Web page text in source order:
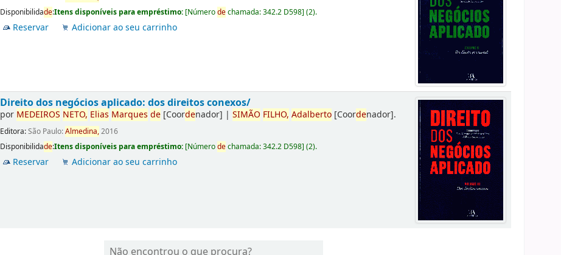
Disponibilidade:Itens disponíveis para empréstimo: [Númerodechamada:342.2 D598](2).
Reservar Adicionar ao seu carrinho
Direito dos negócios aplicado: dos direitos conexos/
por MEDEIROS NETO, Elias Marques de [Coordenador] |SIMÃO FILHO, Adalberto [Coordenador].
Editora:São Paulo:Almedina,2016
Disponibilidade:Itens disponíveis para empréstimo: [Númerodechamada:342.2 D598](2).
Reservar Adicionar ao seu carrinho